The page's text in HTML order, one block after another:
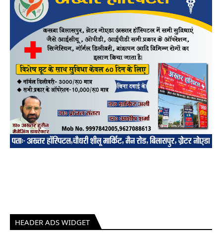
HEADER ADS WIDGET